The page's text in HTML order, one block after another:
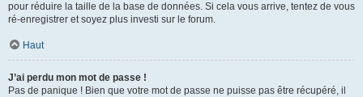
pour réduire la taille de la base de données. Si cela vous arrive, tentez de vous
ré-enregistrer et soyez plus investi sur le forum.
Haut
J’ai perdu mon mot de passe !
Pas de panique ! Bien que votre mot de passe ne puisse pas être récupéré, il